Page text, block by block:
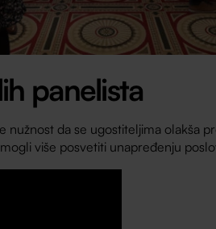
panelista
nužnost da se ugostiteljima olakša
više posvetiti unapređenju